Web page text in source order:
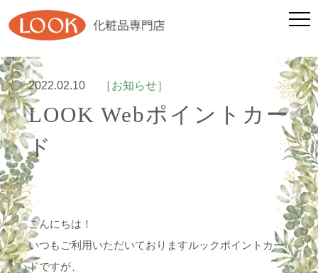
2022.02.10 ［お知らせ］
LOOK Webポイントカー
ド
こんにちは！
いつもご利用いただいておりますルックポイントカー
ドですが、